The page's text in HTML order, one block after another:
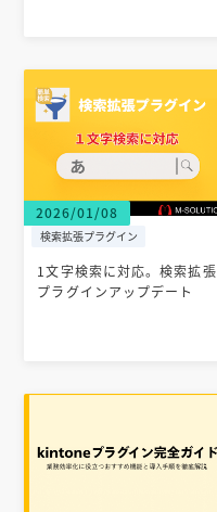
2026/01/08
検索拡張プラグイン
1文字検索に対応。検索拡張
プラグインアップデート